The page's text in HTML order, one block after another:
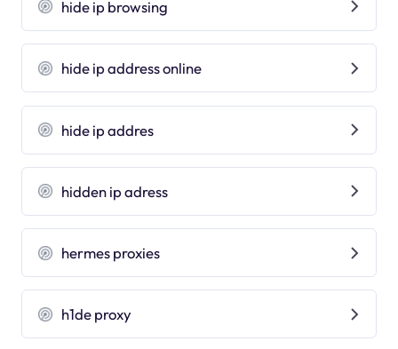
hide ip browsing
hide ip address online
hide ip addres
hidden ip adress
hermes proxies
h1de proxy